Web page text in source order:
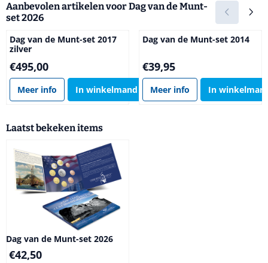
Aanbevolen artikelen voorDag van de Munt-
set 2026
Dag van de Munt-set 2017
zilver
Prijs: 495,00
€495,00
Meer info In winkelmand
Dag van de Munt-set 2014
Prijs: 39,95
€39,95
Meer info In
Laatst bekeken items
Dag van de Munt-set 2026
€42,50